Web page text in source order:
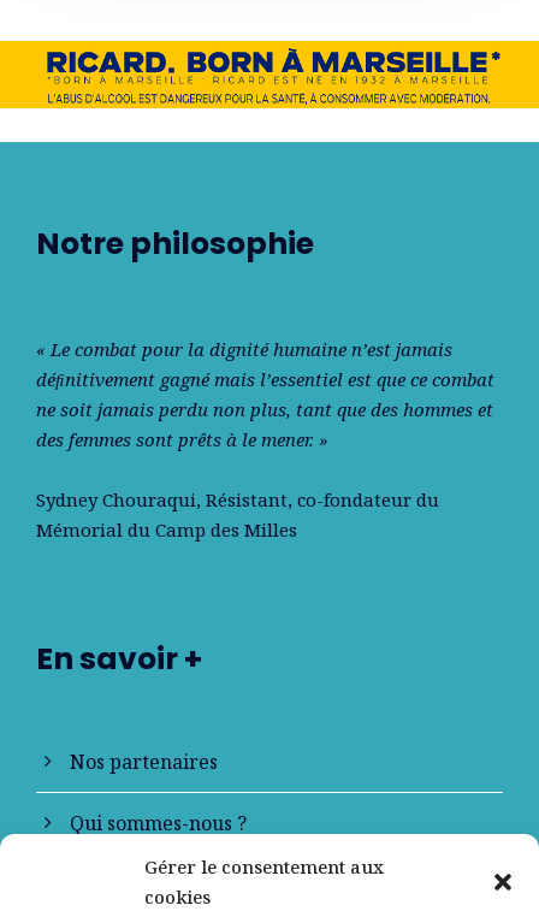
Gérer le consentement aux
cookies
Notre philosophie
« Le combat pour la dignité humaine n’est jamais
déﬁnitivement gagné mais l’essentiel est que ce combat
ne soit jamais perdu non plus, tant que des hommes et
des femmes sont prêts à le mener. »
Sydney Chouraqui, Résistant, co-fondateur du
Mémorial du Camp des Milles
En savoir +
Nos partenaires
Qui sommes-nous ?
Contactez-nous